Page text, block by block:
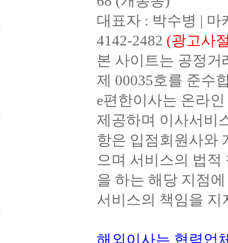
대표자 : 박수병 | 마
4142-2482 (광고사
본 사이트는 공정
제 00035호를 준수
e편한이사는 온라
제공하며 이사서비
항은 입점회원사와
으며 서비스의 법
을 하는 해당 지점
서비스의 책임을 지
해외이사는 협력업